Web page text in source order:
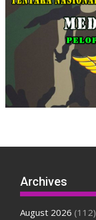
Archives
August 2026 (112)